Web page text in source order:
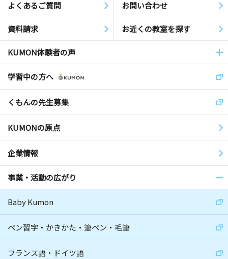
よくあるご質問 お問い合わせ
資料請求 お近くの教室を探す
KUMON体験者の声
学習中の方へ
くもんの先生募集
KUMONの原点
企業情報
事業・活動の広がり
Baby Kumon
ペン習字・かきかた・筆ペン・毛筆
フランス語・ドイツ語